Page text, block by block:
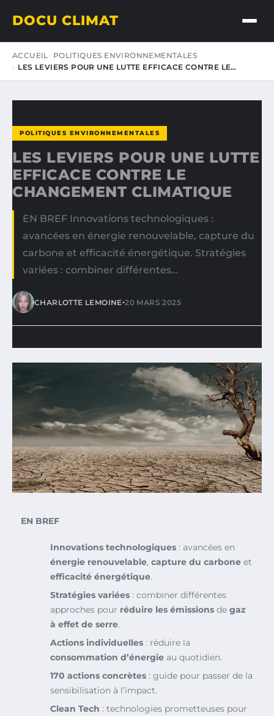
DOCU CLIMAT
ACCUEIL
POLITIQUES ENVIRONNEMENTALES
LES LEVIERS POUR UNE LUTTE EFFICACE CONTRE LE…
POLITIQUES ENVIRONNEMENTALES
LES LEVIERS POUR UNE LUTTE
EFFICACE CONTRE LE
CHANGEMENT CLIMATIQUE
EN BREF Innovations technologiques :
avancées en énergie renouvelable, capture du
carbone et efficacité énergétique. Stratégies
variées : combiner différentes…
CHARLOTTE LEMOINE•20 MARS 2025
EN BREF
Innovations technologiques : avancées en
énergie renouvelable, capture du carbone et
efficacité énergétique.
Stratégies variées : combiner différentes
approches pour réduire les émissions de gaz
à effet de serre.
Actions individuelles : réduire la
consommation d’énergie au quotidien.
170 actions concrètes : guide pour passer de la
sensibilisation à l’impact.
Clean Tech : technologies prometteuses pour